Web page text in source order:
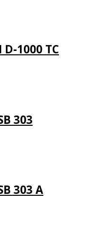
1000 TC
303
303 A